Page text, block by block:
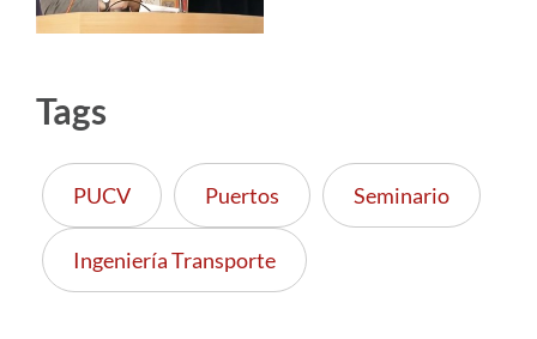
Tags
PUCV Puertos Seminario
Ingeniería Transporte